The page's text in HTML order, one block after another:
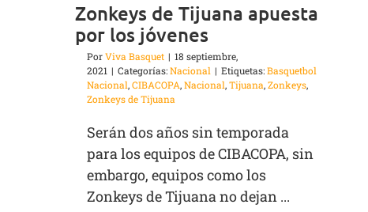
Zonkeys de Tijuana apuesta
por los jóvenes
PorViva Basquet | 18 septiembre,
2021 | Categorías:Nacional | Etiquetas:Basquetbol
Nacional,CIBACOPA,Nacional,Tijuana,Zonkeys,
Zonkeys de Tijuana
Serán dos años sin temporada
para los equipos de CIBACOPA, sin
embargo, equipos como los
Zonkeys de Tijuana no dejan ...